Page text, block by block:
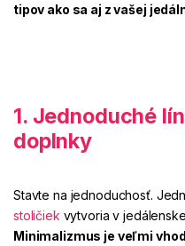
tipov ako sa aj z vašej
1. Jednoduché
doplnky
Stavte na jednoduchosť.
stoličiek vytvoriav
Minimalizmus je veľmi